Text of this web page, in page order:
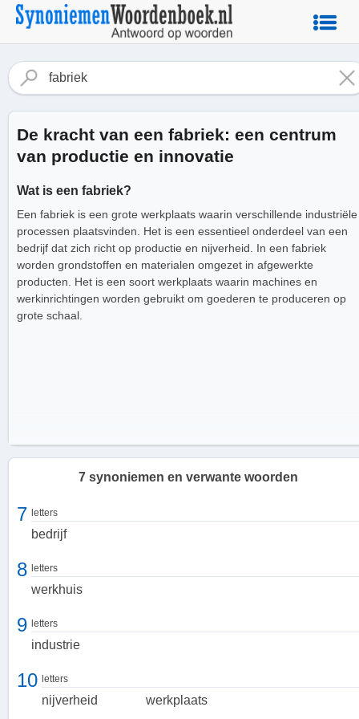
De kracht van een fabriek: een centrum
van productie en innovatie
Wat is een fabriek?
Een fabriek is een grote werkplaats waarin verschillende industriële
processen plaatsvinden. Het is een essentieel onderdeel van een
bedrijf dat zich richt op productie en nijverheid. In een fabriek
worden grondstoffen en materialen omgezet in afgewerkte
producten. Het is een soort werkplaats waarin machines en
werkinrichtingen worden gebruikt om goederen te produceren op
grote schaal.
7 synoniemen en verwante woorden
7 letters
bedrijf
8 letters
werkhuis
9 letters
industrie
10 letters
nijverheid werkplaats